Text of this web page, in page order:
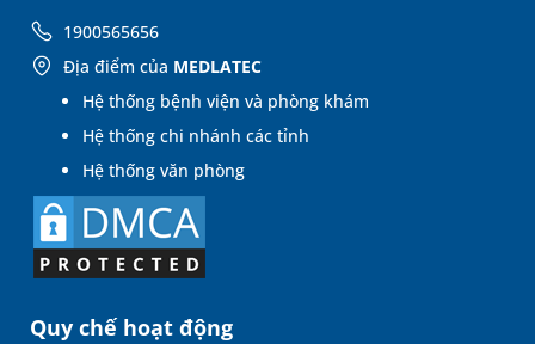
1900565656
Địa điểm của MEDLATEC
Hệ thống bệnh viện và phòng khám
Hệ thống chi nhánh các tỉnh
Hệ thống văn phòng
Quy chế hoạt động